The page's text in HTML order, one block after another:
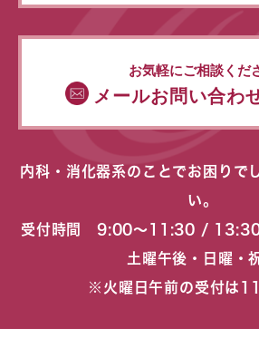
お気軽にご相談くだ
メールお問い合わ
内科・消化器系のことでお困りで
い。
受付時間 9:00〜11:30 /
土曜午後・日曜・
※火曜日午前の受付は